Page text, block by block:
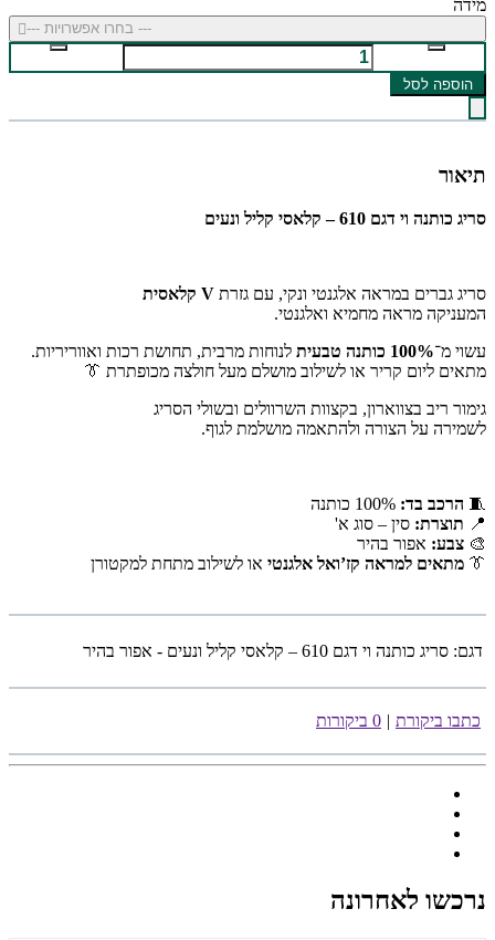
מידה
--- בחרו אפשרויות ---
הוספה לסל
תיאור
סריג כותנה וי דגם 610 – קלאסי קליל ונעים
סריג גברים במראה אלגנטי ונקי, עם גזרת V קלאסית
המעניקה מראה מחמיא ואלגנטי.
עשוי מ־100% כותנה טבעית
לנוחות מרבית, תחושת רכות ואווריריות.
מתאים ליום קריר או לשילוב מושלם מעל חולצה מכופתרת 👔
גימור ריב בצווארון, בקצוות השרוולים ובשולי הסריג
לשמירה על הצורה ולהתאמה מושלמת לגוף.
🧵 הרכב בד:
📍 תוצרת: סין – סוג א'
🎨 צבע: אפור בהיר
👔 מתאים למראה קז’ואל אלגנטי או לשילוב מתחת למקטורן
דגם: סריג כותנה וי דגם 610 – קלאסי קליל ונעים - אפור בהיר
כתבו ביקורת | 0 ביקורות
נרכשו לאחרונה